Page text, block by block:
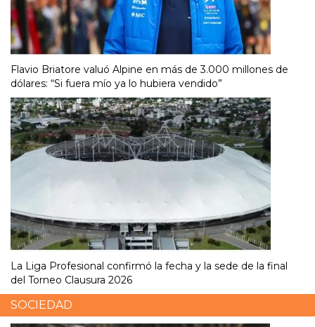
Flavio Briatore valuó Alpine en más de 3.000 millones de
dólares: “Si fuera mío ya lo hubiera vendido”
La Liga Profesional confirmó la fecha y la sede de la final
del Torneo Clausura 2026
SOCIEDAD